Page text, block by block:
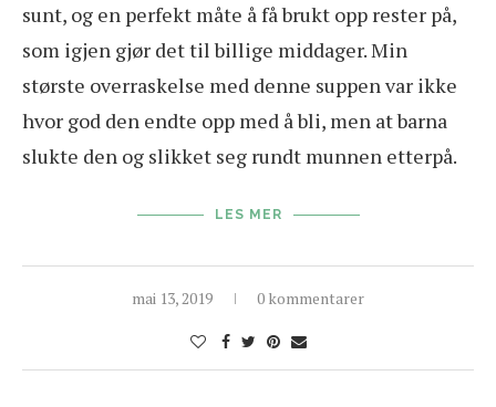
sunt, og en perfekt måte å få brukt opp rester på,
som igjen gjør det til billige middager. Min
største overraskelse med denne suppen var ikke
hvor god den endte opp med å bli, men at barna
slukte den og slikket seg rundt munnen etterpå.
LES MER
mai 13, 2019 0 kommentarer